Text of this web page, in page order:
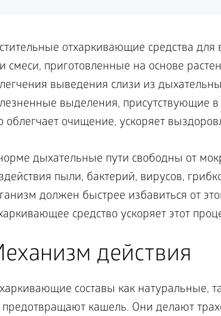
отхаркивающие средства
смеси, приготовленные на основе
выведения слизи из
выделения, присутствующие в
облегчает очищение, ускоряет
дыхательные пути свободны от
пыли, бактерий, вирусов,
должен быстрее избавиться от
средство ускоряет этот
действия
составы как натуральные,
предотвращают кашель. Они делают